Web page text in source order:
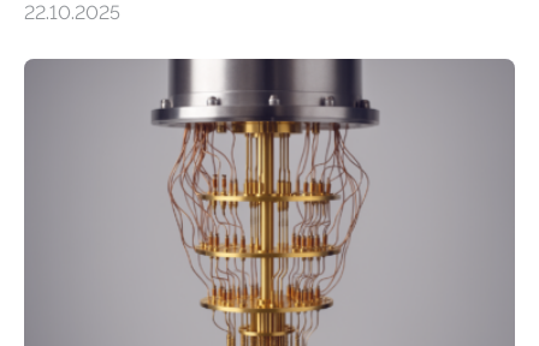
oft von Autor*innen, die eng zusammenarbeiten. Neue
werden schnell weiterentwickelt. Dies ist der Alltag in
der Forschung der Quantentheorie, die dieses Jahr 100
Jahre alt geworden ist, weshalb die UNESCO 2025 zum
Internationalen Jahr der Quantenwissenschaft und -
technologie ausgerufen hat. Doch nun hat eine
internationale Forschungsgruppe um den
22.10.2025